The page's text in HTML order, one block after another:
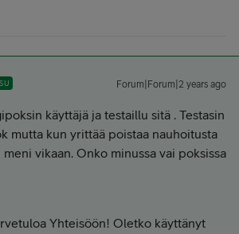
Forum|Forum|2 years ago
käyttäjä ja testaillu sitä . Testasin
mutta kun yrittää poistaa nauhoitusta
vikaan. Onko minussa vai poksissa
Yhteisöön! Oletko käyttänyt